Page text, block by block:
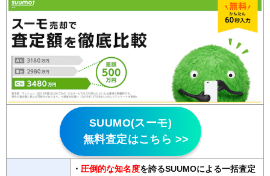
SUUMO(スーモ)
無料査定はこちら >>
・ 圧倒的な知名度を誇るSUUMOによる一括査定